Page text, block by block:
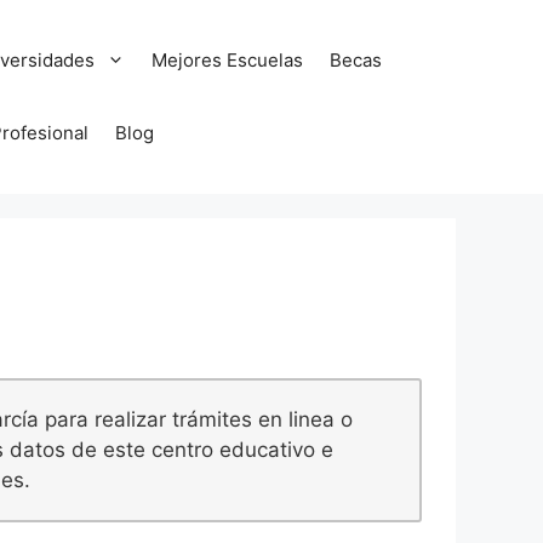
Mejores Escuelas Becas
Blog
para realizar trámites en linea o
datos de este centro educativo e